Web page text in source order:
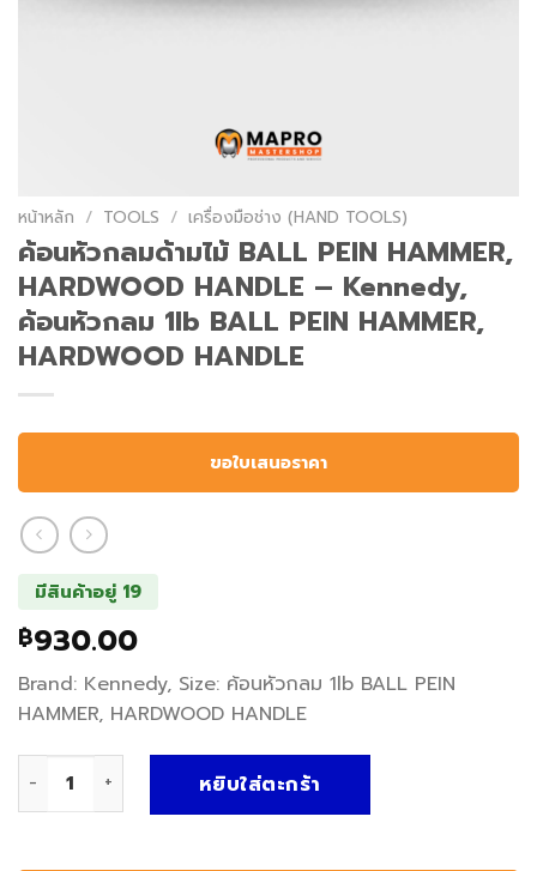
หน้าหลัก / TOOLS / เครื่องมือช่าง (HAND TOOLS)
ค้อนหัวกลมด้ามไม้ BALL PEIN HAMMER,
HARDWOOD HANDLE – Kennedy,
ค้อนหัวกลม 1lb BALL PEIN HAMMER,
HARDWOOD HANDLE
ขอใบเสนอราคา
มีสินค้าอยู่ 19
฿930.00
Brand: Kennedy, Size: ค้อนหัวกลม 1lb BALL PEIN
HAMMER, HARDWOOD HANDLE
หยิบใส่ตะกร้า